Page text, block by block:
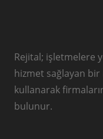
Rejital; işletmelere
hizmet sağlayan bir
kullanarak
bulunur.